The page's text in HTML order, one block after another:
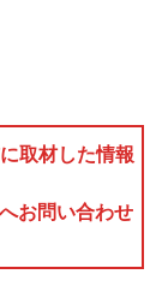
取材した情報
お問い合わせ